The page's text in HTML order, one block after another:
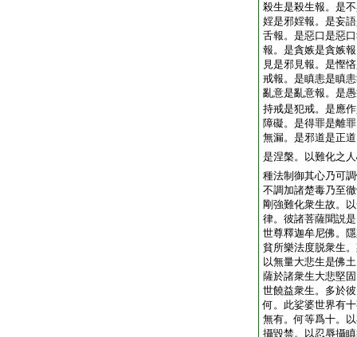
殺生是殺生報。是
婬是邪婬報。是妄
舌報。是惡口是惡
報。是貪嫉是貪嫉
見是邪見報。是慳
戒報。是瞋恚是瞋
亂意是亂意報。是
持戒是犯戒。是應
障礙。是得罪是離
無漏。是邪道是正
是涅槃。以難化之
種法制御其心乃可
不調加諸楚毒乃至
剛強難化衆生故。
律。彼諸菩薩聞説
世尊釋迦牟尼佛。
貧所樂法度脱衆生
以無量大悲生是佛
薩於諸衆生大悲堅
世饒益衆生。多於
何。此娑婆世界有
無有。何等爲十。
攝毀禁。以忍辱攝